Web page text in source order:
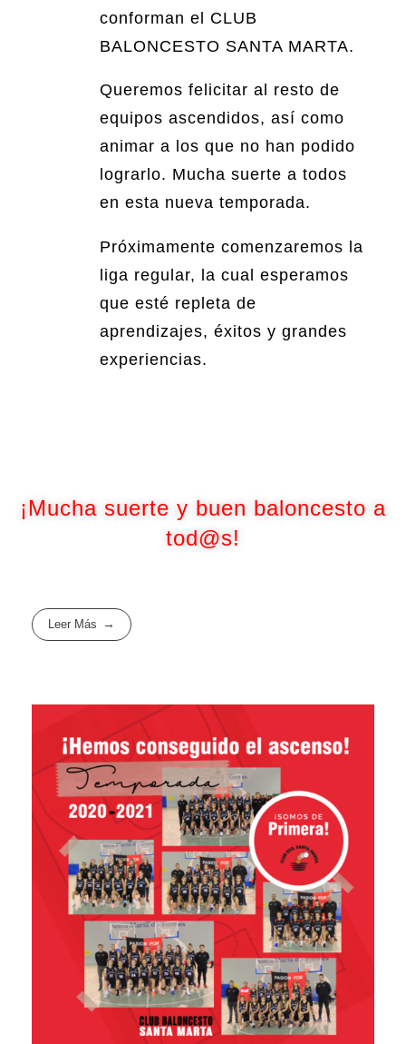
conforman el CLUB
BALONCESTO SANTA MARTA.
Queremos felicitar al resto de
equipos ascendidos, así como
animar a los que no han podido
lograrlo. Mucha suerte a todos
en esta nueva temporada.
Próximamente comenzaremos la
liga regular, la cual esperamos
que esté repleta de
aprendizajes, éxitos y grandes
experiencias.
¡Mucha suerte y buen baloncesto a
tod@s!
Leer Más